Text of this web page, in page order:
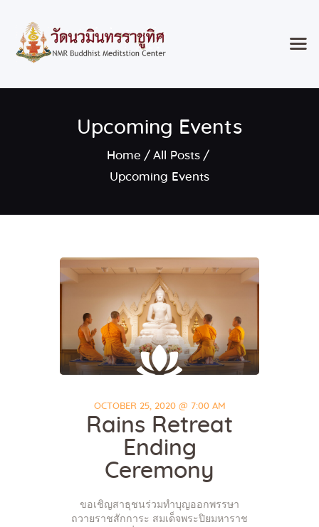
Upcoming Events
Home
All Posts
Upcoming Events
Classes & Events
About the Temple
OCTOBER 25, 2020 @ 7:00 AM
Rains Retreat
Ending
Ceremony
ขอเชิญสาธุชนร่วมทำบุญออกพรรษา
ถวายราชสักการะ สมเด็จพระปิยมหาราช